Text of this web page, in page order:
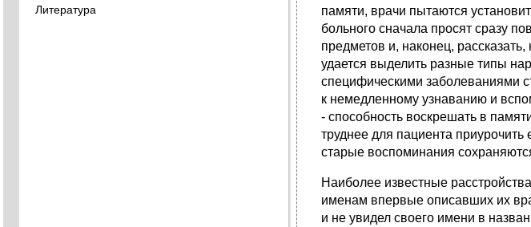
Литература
памяти, врачи пытаются
больного сначала просят сразу
предметов и, наконец,
удается выделить разные типы
специфическими заболеваниями
к немедленному узнаванию и
- способность воскрешать в
труднее для пациента
старые воспоминания
Наиболее известные
именам впервые описавших их
и не увидел своего имени в